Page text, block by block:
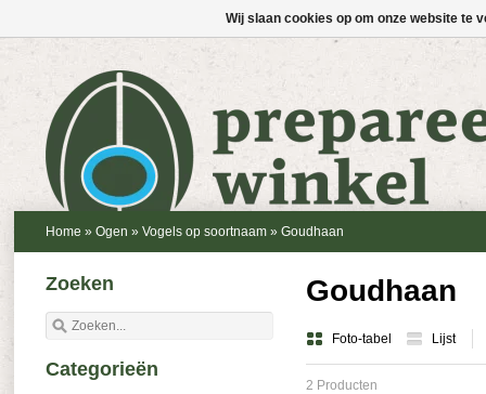
Home » Ogen » Vogels op soortnaam » Goudhaan
Goudhaan
Foto-tabel Lijst
2 Producten
Zoeken
Categorieën
Wij slaan cookies op om onze website te